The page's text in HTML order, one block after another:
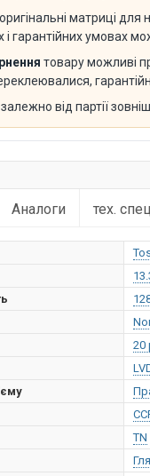
матриці для
і гарантійних умовах
товару можливі
залежно від партії
Аналоги тех.
20
TN